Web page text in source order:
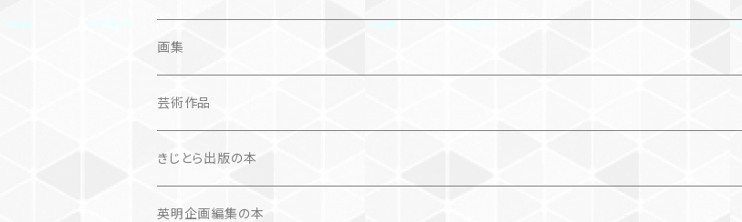
文学（論）
画集
芸術作品
画集
作品集＋エッセイ
写真集
きじとら出版の本
英明企画編集の本